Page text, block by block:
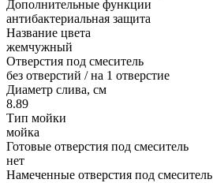
Дополнительные функции
антибактериальная защита
Название цвета
жемчужный
Отверстия под смеситель
без отверстий / на 1 отверстие
Диаметр слива, см
8.89
Тип мойки
мойка
Готовые отверстия под смеситель
нет
Намеченные отверстия под смеситель